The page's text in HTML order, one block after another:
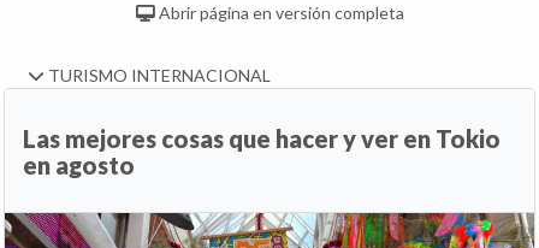
Abrir página en versión completa
TURISMO INTERNACIONAL
Las mejores cosas que hacer y ver en Tokio
en agosto
Anterior